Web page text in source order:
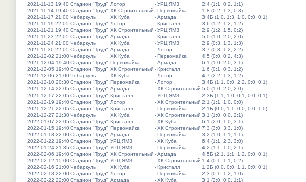
2021-11-13 19:40 Стадион "Труд" Лотор -УРЦ ЯМЗ
2:4 (1:1, 0:2, 1:1)
2021-11-14 19:40 Стадион "Труд" ХК Строительный -Первомайка
1:8 (0:2, 1:3, 0:3)
2021-11-17 21:00 Чебаркуль ХК Куба -Армада
3:4Б (1:0, 1:3, 1:0, 0:0, 0:1)
2021-11-19 22:05 Стадион "Труд" Лотор -Кристалл
3:6 (1:2, 1:2, 1:2)
2021-11-21 19:40 Стадион "Труд" ХК Строительный -УРЦ ЯМЗ
2:9 (1:2, 1:5, 0:2)
2021-11-23 22:05 Стадион "Труд" Армада -Кристалл
5:0 (1:0, 2:0, 2:0)
2021-11-24 21:00 Чебаркуль ХК Куба -УРЦ ЯМЗ
2:9 (0:3, 1:3, 1:3)
2021-11-30 22:05 Стадион "Труд" Армада - Лотор
3:7 (0:3, 1:2, 2:2)
2021-12-02 21:00Чебаркуль ХК Куба -Первомайка
4:5 (0:0, 0:2, 4:3)
2021-12-04 19:40Стадион "Труд" Первомайка -Армада
6:1 (1:0, 2:0, 3:1)
2021-12-05 19:40Стадион "Труд" ХК Строительный -Кристалл
1:6 (0:1, 0:3, 1:2)
2021-12-06 21:00Чебаркуль ХК Куба - Лотор
4:7 (2:2, 1:3, 1:2)
2021-12-10 20:30Стадион "Труд" Первомайка - Лотор
3:4Б (1:1, 0:0, 2:2, 0:0, 0:1)
2021-12-14 22:05 Стадион "Труд" Армада -ХК Строительный 5:0 (1:0, 2:0, 2:0)
2021-12-17 22:05 Стадион "Труд" Кристалл -УРЦ ЯМЗ
2:3Б (1:1, 1:0, 0:1, 0:0, 0:1)
2021-12-19 19:40Стадион "Труд" Лотор -ХК Строительный 2:1 (1:1, 1:0, 0:0)
2021-12-21 22:05 Стадион "Труд" Кристалл -Первомайка
2:1Б (0:0, 1:1, 0:0, 0:0, 1:0)
2021-12-27 21:30Чебаркуль ХК Куба -ХК Строительный 3:1 (1:0, 0:0, 2:1)
2022-01-07 22:05 Стадион "Труд" Кристалл -ХК Куба
6:1 (2:0, 1:0, 3:1)
2022-01-15 19:40Стадион "Труд" Первомайка -ХК Строительный 7:3 (3:0, 3:3, 1:0)
2022-01-18 22:00Стадион "Труд" Армада -Первомайка
3:2 (1:0, 1:1, 1:1)
2022-01-22 19:40Стадион "Труд" УРЦ ЯМЗ -ХК Куба
6:4 (1:1, 2:3, 3:0)
2022-01-24 21:35 Стадион "Труд" УРЦ ЯМЗ -Первомайка
4:2 (1:1, 1:0, 2:1)
2022-02-06 19:40Стадион "Труд" ХК Строительный -Армада
4:5Б (2:1, 1:1, 1:2, 0:0, 0:1)
2022-02-12 15:00Стадион "Труд" УРЦ ЯМЗ -ХК Строительный 1:4 (0:1, 1:1, 0:2)
2022-02-16 21:00Чебаркуль ХК Куба -Кристалл
1:2Б (0:0, 0:0, 1:1, 0:0, 0:1)
2022-02-18 22:00Стадион "Труд" Лотор -Первомайка
2:3 (0:1, 1:2, 1:0)
2022-02-22 22:00Стадион "Труд" Армада -ХК Куба
3:1 (2:0, 0:0, 1:1)